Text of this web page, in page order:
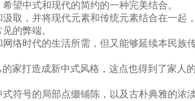
望中式和现代的简约的一种完美结合。
取，并将现代元素和传统元素结合在一
的弊端。
络时代的生活所需，但又能够延续本民
家打造成新中式风格，这点也得到了家人的
符号的局部点缀铺陈，以及古朴典雅的